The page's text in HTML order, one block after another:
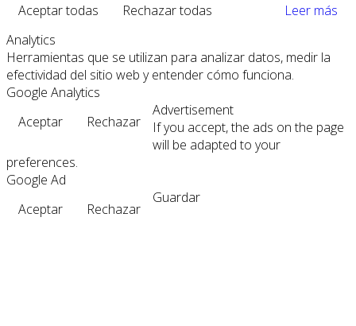
Aceptar todas
Rechazar todas
Leer más
Analytics
Herramientas que se utilizan para analizar datos, medir la
efectividad del sitio web y entender cómo funciona.
Google Analytics
Aceptar
Rechazar
Advertisement
If you accept, the ads on the page
will be adapted to your
preferences.
Google Ad
Aceptar
Rechazar
Guardar